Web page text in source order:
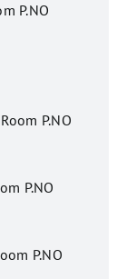
P.NO
P.NO
P.NO
P.NO